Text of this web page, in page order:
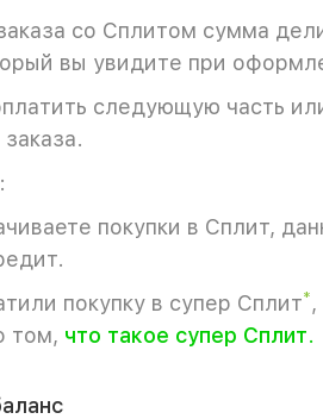
со Сплитом сумма
вы увидите при
следующую часть
покупки в Сплит,
покупку в супер Сплит*
том, что такое супер Сплит.